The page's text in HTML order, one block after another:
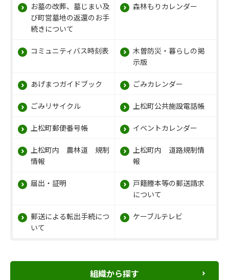
お墓の改葬、墓じまい及
び町営墓地の返還のお手
続きについて
森林もりカレンダー
コミュニティバス時刻表
木曽防災・暮らしの掲
示版
あげまつガイドブック ごみカレンダー
ごみリサイクル 上松町公共施設電話帳
上松町郵便番号帳 イベントカレンダー
上松町内 農林道 規制
情報
上松町内 道路規制情
報
届出・証明
戸籍謄本等の郵送請求
について
郵送による転出手続につ
いて
ケーブルテレビ
組織から探す